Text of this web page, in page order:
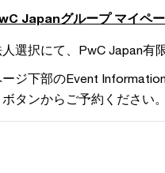
Japanグループ マイペ
選択にて、PwC Japan有
ジ下部のEvent
タンからご予約ください。